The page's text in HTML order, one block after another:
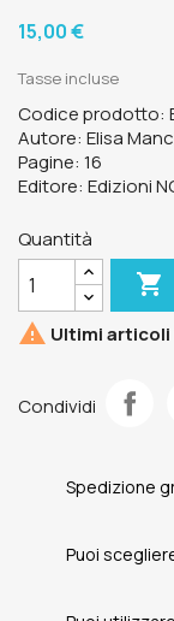
15,00 €
Tasse incluse
Codice prodotto:
Autore: Elisa
Pagine: 16
Editore: Edizioni
Quantità

 Ultimi
Condividi
Spedizione
Puoi